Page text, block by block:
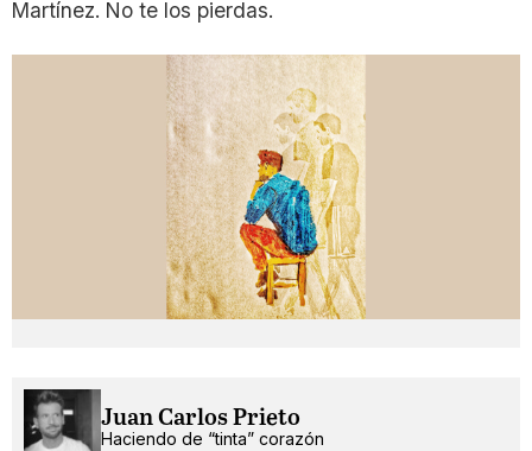
Martínez. No te los pierdas.
Juan Carlos Prieto
Haciendo de “tinta” corazón